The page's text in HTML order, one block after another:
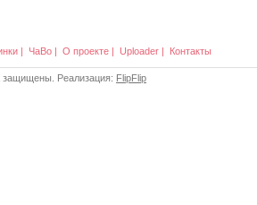
| ЧаВо | О проекте | Uploader | Контакты
защищены. Реализация: FlipFlip